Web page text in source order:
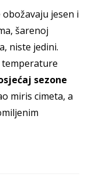
jesen i
šarenoj
niste jedini.
temperature
sezone
miris cimeta, a